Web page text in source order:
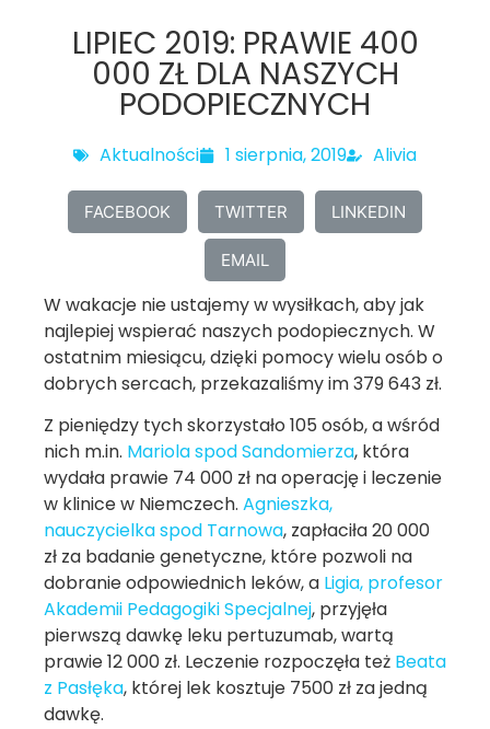
LIPIEC 2019: PRAWIE 400
000 ZŁ DLA NASZYCH
PODOPIECZNYCH
Aktualności 1 sierpnia, 2019 Alivia
FACEBOOK TWITTER LINKEDIN
EMAIL
W wakacje nie ustajemy w wysiłkach, aby jak
najlepiej wspierać naszych podopiecznych. W
ostatnim miesiącu, dzięki pomocy wielu osób o
dobrych sercach, przekazaliśmy im 379 643 zł.
Z pieniędzy tych skorzystało 105 osób, a wśród
nich m.in. Mariola spod Sandomierza, która
wydała prawie 74 000 zł na operację i leczenie
w klinice w Niemczech. Agnieszka,
nauczycielka spod Tarnowa, zapłaciła 20 000
zł za badanie genetyczne, które pozwoli na
dobranie odpowiednich leków, a Ligia, profesor
Akademii Pedagogiki Specjalnej, przyjęła
pierwszą dawkę leku pertuzumab, wartą
prawie 12 000 zł. Leczenie rozpoczęła też Beata
z Pasłęka, której lek kosztuje 7500 zł za jedną
dawkę.